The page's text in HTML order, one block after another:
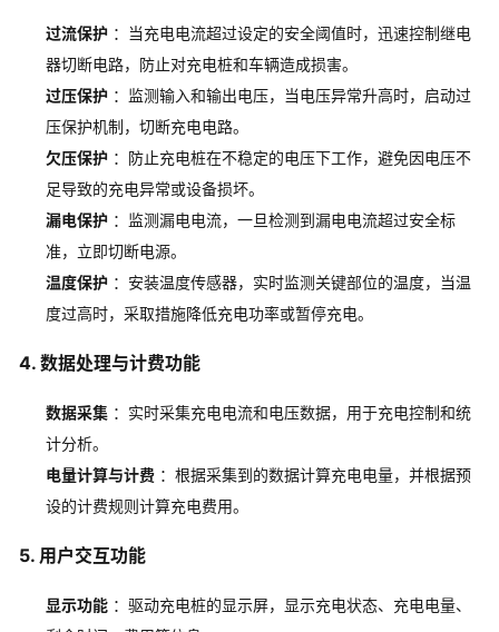
过流保护 ：当充电电流超过设定的安全阈值时，迅速控制继电
器切断电路，防止对充电桩和车辆造成损害。
过压保护 ：监测输入和输出电压，当电压异常升高时，启动过
压保护机制，切断充电电路。
欠压保护 ：防止充电桩在不稳定的电压下工作，避免因电压不
足导致的充电异常或设备损坏。
漏电保护 ：监测漏电电流，一旦检测到漏电电流超过安全标
准，立即切断电源。
温度保护 ：安装温度传感器，实时监测关键部位的温度，当温
度过高时，采取措施降低充电功率或暂停充电。
4. 数据处理与计费功能
数据采集 ：实时采集充电电流和电压数据，用于充电控制和统
计分析。
电量计算与计费 ：根据采集到的数据计算充电电量，并根据预
设的计费规则计算充电费用。
5. 用户交互功能
显示功能 ：驱动充电桩的显示屏，显示充电状态、充电电量、